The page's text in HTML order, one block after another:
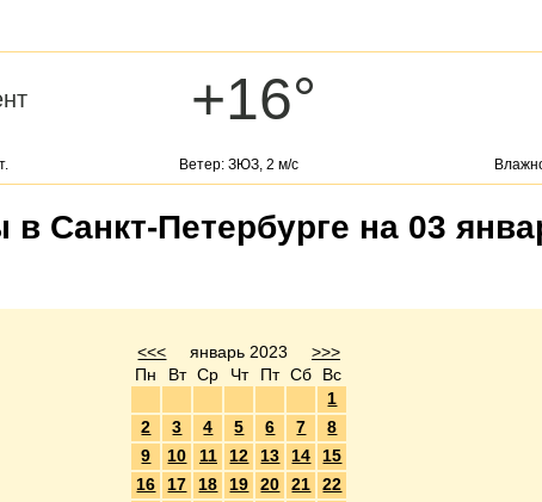
+16°
Ветер: ЗЮЗ, 2 м/с
Санкт-Петербурге на 03
<<< январь 2023
>>>
Пн
Вт Ср Чт Пт Сб
Вс
1
2
3 4 5 6 7
8
9
10 11 12 13 14
15
16
17 18 19 20 21
22